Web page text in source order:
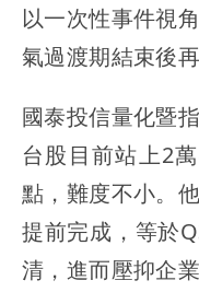
以一次性事件視
氣過渡期結束後
國泰投信量化暨
台股目前站上2
點，難度不小。
提前完成，等於
清，進而壓抑企